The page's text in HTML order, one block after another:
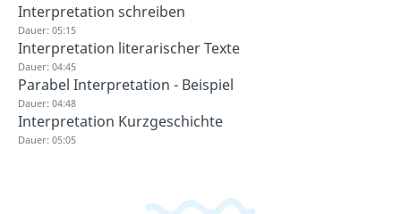
Interpretation schreiben
Dauer: 05:15
Interpretation literarischer Texte
Dauer: 04:45
Parabel Interpretation - Beispiel
Dauer: 04:48
Interpretation Kurzgeschichte
Dauer: 05:05